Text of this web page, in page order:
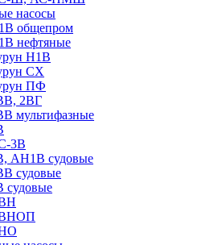
насосы
общепром
нефтяные
Н1В
СХ
ПФ
2ВГ
мультифазные
3В
АН1В судовые
судовые
судовые